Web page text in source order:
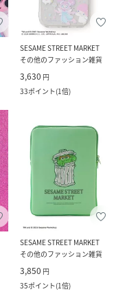
SESAME STREET MARKET
その他のファッション雑貨
3,630 円
33ポイント(1倍)
SESAME STREET MARKET
その他のファッション雑貨
3,850 円
35ポイント(1倍)